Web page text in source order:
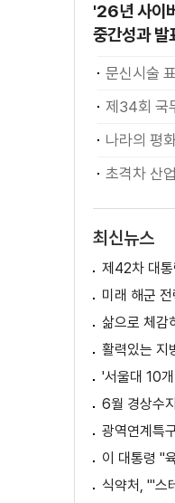
'26년 사이
중간성과 발
최신뉴스